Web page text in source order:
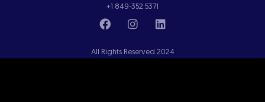
+1 849-352.5371
All Rights Reserved 2024